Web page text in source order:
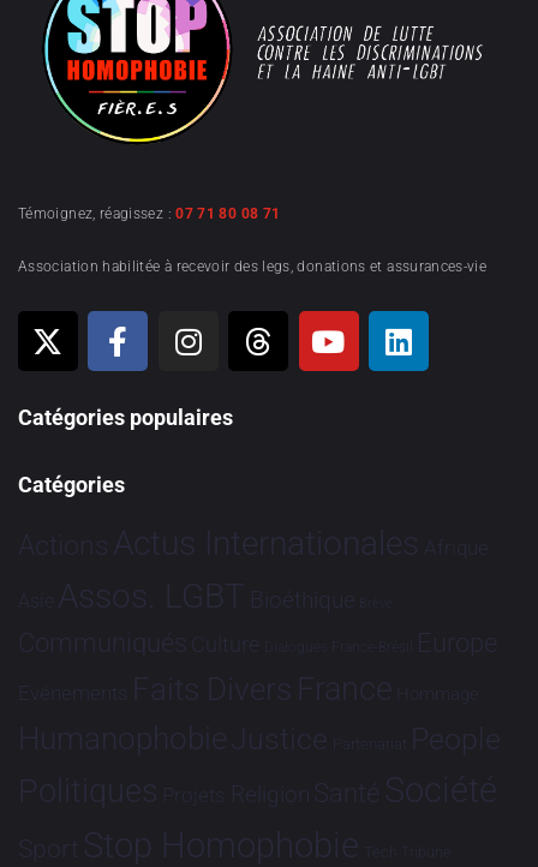
Témoignez, réagissez :07 71 80 08 71
Association habilitée à recevoir des legs, donations et assurances-vie
Catégories populaires
Catégories
Actions Actus Internationales Afrique
Asie Assos. LGBT Bioéthique Brève
Communiqués Culture Dialogues France-Brésil Europe
Evénements Faits Divers France Hommage
HumanophobieJustice Partenariat People
Politiques Projets Religion Santé Société
Sport Stop Homophobie Tech Tribune